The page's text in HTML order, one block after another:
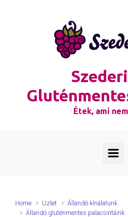
Étek, ami
Home Üzlet
Állandó kínálatunk
Állandó gluténmentes palacsintáink